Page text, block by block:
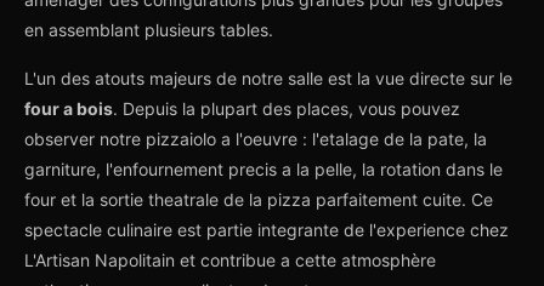
en assemblant plusieurs tables.
L'un des atouts majeurs de notre salle est la vue directe sur le
four a bois. Depuis la plupart des places, vous pouvez
observer notre pizzaiolo a l'oeuvre : l'etalage de la pate, la
garniture, l'enfournement precis a la pelle, la rotation dans le
four et la sortie theatrale de la pizza parfaitement cuite. Ce
spectacle culinaire est partie integrante de l'experience chez
L'Artisan Napolitain et contribue a cette atmosphère